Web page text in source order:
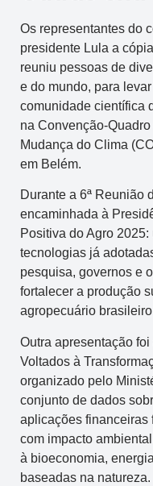
Os representantes do
presidente Lula a
reuniu pessoas de
e do mundo, para
comunidade científica
na Convenção-
Mudança do Clima
em Belém.
Durante a 6ª Reunião
encaminhada à
Positiva do Agro
tecnologias já
pesquisa, governos e
fortalecer a produção
agropecuário
Outra apresentação
Voltados à
organizado pelo
conjunto de dados
aplicações financeiras
com impacto
à bioeconomia,
baseadas na natureza.